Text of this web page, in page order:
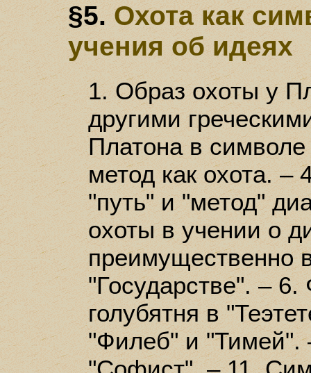
§5.Охота как
учения об идеях
1. Образ охоты у
другими
Платона в
метод как охота. –
"путь" и "метод"
охоты в учении о
преимущественно
"Государстве". –
голубятня в
"Филеб" и "Тимей".